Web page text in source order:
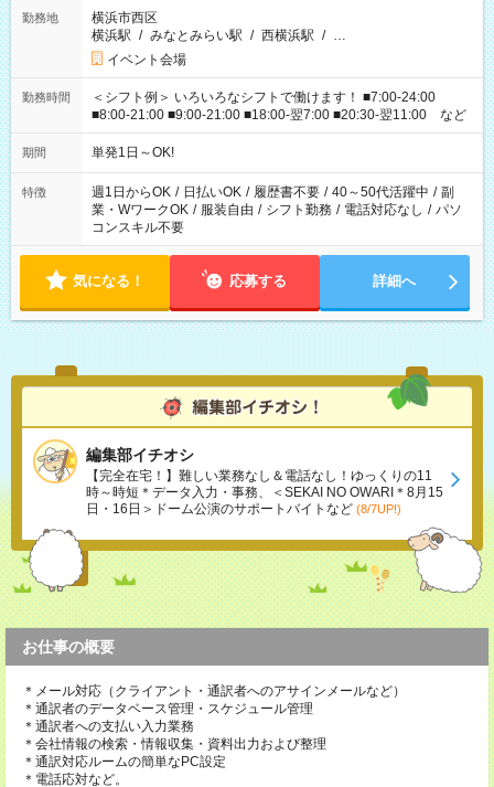
勤務地
横浜市西区
横浜駅 / みなとみらい駅 / 西横浜駅 / …
イベント会場
勤務時間
＜シフト例＞ いろいろなシフトで働けます！ ■7:00-24:00
■8:00-21:00 ■9:00-21:00 ■18:00-翌7:00 ■20:30-翌11:00 など
期間 単発1日～OK!
特徴 週1日からOK / 日払いOK / 履歴書不要 / 40～50代活躍中 / 副
業・WワークOK / 服装自由 / シフト勤務 / 電話対応なし / パソ
コンスキル不要
気になる！ 応募する 詳細へ
編集部イチオシ
【完全在宅！】難しい業務なし＆電話なし！ゆっくりの11
時～時短＊データ入力・事務、＜SEKAI NO OWARI＊8月15
日・16日＞ドーム公演のサポートバイトなど (8/7UP!)
お仕事の概要
＊メール対応（クライアント・通訳者へのアサインメールなど）
＊通訳者のデータベース管理・スケジュール管理
＊通訳者への支払い入力業務
＊会社情報の検索・情報収集・資料出力および整理
＊通訳対応ルームの簡単なPC設定
＊電話応対など。